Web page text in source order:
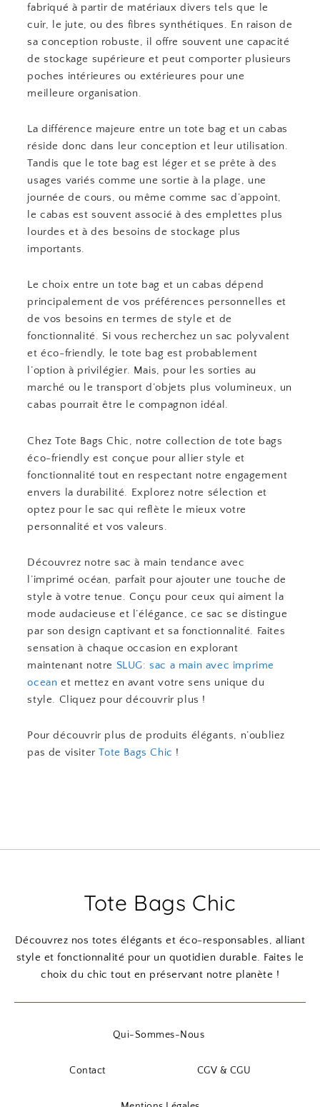
fabriqué à partir de matériaux divers tels que le
cuir, le jute, ou des fibres synthétiques. En raison de
sa conception robuste, il offre souvent une capacité
de stockage supérieure et peut comporter plusieurs
poches intérieures ou extérieures pour une
meilleure organisation.
La différence majeure entre un tote bag et un cabas
réside donc dans leur conception et leur utilisation.
Tandis que le tote bag est léger et se prête à des
usages variés comme une sortie à la plage, une
journée de cours, ou même comme sac d’appoint,
le cabas est souvent associé à des emplettes plus
lourdes et à des besoins de stockage plus
importants.
Le choix entre un tote bag et un cabas dépend
principalement de vos préférences personnelles et
de vos besoins en termes de style et de
fonctionnalité. Si vous recherchez un sac polyvalent
et éco-friendly, le tote bag est probablement
l’option à privilégier. Mais, pour les sorties au
marché ou le transport d’objets plus volumineux, un
cabas pourrait être le compagnon idéal.
Chez Tote Bags Chic, notre collection de tote bags
éco-friendly est conçue pour allier style et
fonctionnalité tout en respectant notre engagement
envers la durabilité. Explorez notre sélection et
optez pour le sac qui reflète le mieux votre
personnalité et vos valeurs.
Découvrez notre sac à main tendance avec
l’imprimé océan, parfait pour ajouter une touche de
style à votre tenue. Conçu pour ceux qui aiment la
mode audacieuse et l’élégance, ce sac se distingue
par son design captivant et sa fonctionnalité. Faites
sensation à chaque occasion en explorant
maintenant notre SLUG: sac a main avec imprime
ocean et mettez en avant votre sens unique du
style. Cliquez pour découvrir plus !
Pour découvrir plus de produits élégants, n’oubliez
pas de visiterTote Bags Chic !
Tote Bags Chic
Découvrez nos totes élégants et éco-responsables, alliant
style et fonctionnalité pour un quotidien durable. Faites le
choix du chic tout en préservant notre planète !
Qui-Sommes-Nous
Contact CGV & CGU